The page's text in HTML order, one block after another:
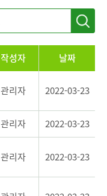
작성자
날짜
관리자 2022-03-23
관리자
2022-03-23
관리자 2022-03-23